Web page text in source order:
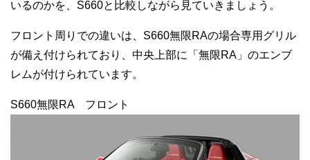
いるのかを、S660と比較しながら見ていきましょう。
フロント周りでの違いは、S660無限RAの場合専用グリル
が備え付けられており、中央上部に「無限RA」のエンブ
レムが付けられています。
S660無限RA フロント